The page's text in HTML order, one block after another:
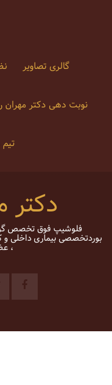
گالری تصاویر
نوبت دهی دکتر مهران
دکتر
فلوشیپ فوق تخصص
،